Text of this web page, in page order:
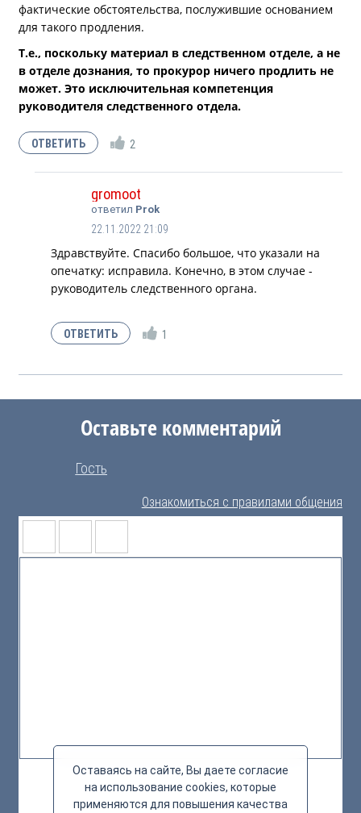
фактические обстоятельства, послужившие основанием
для такого продления.
Т.е., поскольку материал в следственном отделе, а не
в отделе дознания, то прокурор ничего продлить не
может. Это исключительная компетенция
руководителя следственного отдела.
2
gromoot
ответил Prok
22.11.2022 21:09
Здравствуйте. Спасибо большое, что указали на
опечатку: исправила. Конечно, в этом случае -
руководитель следственного органа.
1
Оставьте комментарий
Гость
Ознакомиться с правилами общения
Оставаясь на сайте, Вы даете согласие
на использование cookies, которые
применяются для повышения качества